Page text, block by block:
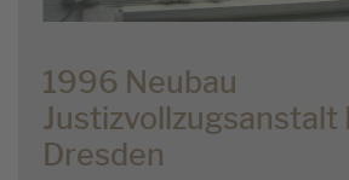
1996 Neubau
Justizvollzugsanstalt
Dresden